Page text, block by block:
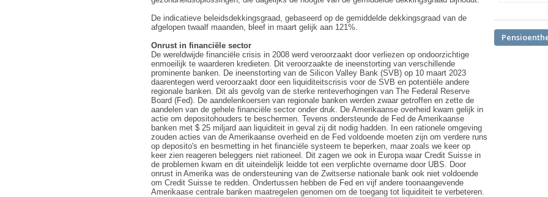
De indicatieve beleidsdekkingsgraad, gebaseerd op de gemiddelde dekkingsgraad van de
afgelopen twaalf maanden, bleef in maart gelijk aan 121%.
Onrust in financiële sector
De wereldwijde financiële crisis in 2008 werd veroorzaakt door verliezen op ondoorzichtige
enmoeilijk te waarderen kredieten. Dit veroorzaakte de ineenstorting van verschillende
prominente banken. De ineenstorting van de Silicon Valley Bank (SVB) op 10 maart 2023
daarentegen werd veroorzaakt door een liquiditeitscrisis voor de SVB en potentiële andere
regionale banken. Dit als gevolg van de sterke renteverhogingen van The Federal Reserve
Board (Fed). De aandelenkoersen van regionale banken werden zwaar getroffen en zette de
aandelen van de gehele financiële sector onder druk. De Amerikaanse overheid kwam gelijk in
actie om depositohouders te beschermen. Tevens ondersteunde de Fed de Amerikaanse
banken met $ 25 miljard aan liquiditeit in geval zij dit nodig hadden. In een rationele omgeving
zouden acties van de Amerikaanse overheid en de Fed voldoende moeten zijn om verdere runs
op deposito's en besmetting in het financiële systeem te beperken, maar zoals we keer op
keer zien reageren beleggers niet rationeel. Dit zagen we ook in Europa waar Credit Suisse in
de problemen kwam en dit uiteindelijk leidde tot een verplichte overname door UBS. Door
onrust in Amerika was de ondersteuning van de Zwitserse nationale bank ook niet voldoende
om Credit Suisse te redden. Ondertussen hebben de Fed en vijf andere toonaangevende
Amerikaase centrale banken maatregelen genomen om de toegang tot liquiditeit te verbeteren.